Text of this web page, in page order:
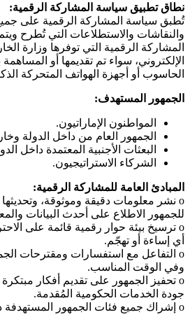
نطاق تطبيق سياسة المشاركة الرقمية:
تُطبق سياسة المشاركة الرقمية على
والنقاشات والاستطلاعات التي تُطرح
المشاركة الرقمية التي توفرها وزارة
الإلكتروني، سواء تم تقديمها أو
الحاسوب أو أجهزة الهواتف المتحركة
الجمهور المستهدف:
المواطنون الإماراتيون.
الجمهور العام من داخل الدولة
البعثات الأجنبية المعتمدة داخل
الشركاء الاستراتيجيون.
المبادئ العامة للمشاركة الرقمية:
o نشر معلومات دقيقة وموثوقة،
للجمهور الاطلاع على أحدث البيانات
o ترسيخ بيئة حوار رقمية قائمة على
أي إساءة أو تهجّم.
o التفاعل مع استفسارات ومقترحات
وفي الوقت المناسب.
o تحفيز الجمهور على تقديم أفكار
جودة الخدمات الحكومية المُقدمة.
o إشراك جميع فئات الجمهور المستهدفة